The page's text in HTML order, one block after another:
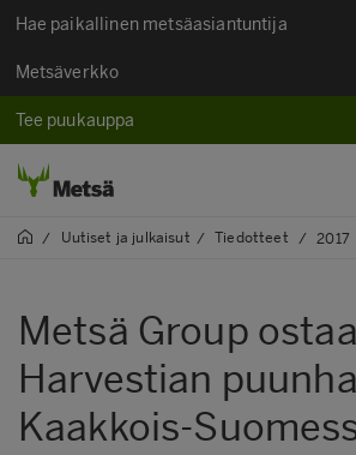
Hae paikallinen metsäasiantuntija
Metsäverkko
Tee puukauppa
/ Uutiset ja julkaisut​ / Tiedotteet / 2017
Metsä Group ostaa
Harvestian
Kaakkois-